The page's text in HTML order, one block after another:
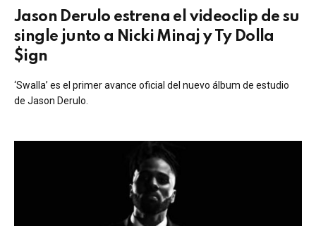
Jason Derulo estrena el videoclip de su
single junto a Nicki Minaj y Ty Dolla
$ign
‘Swalla’ es el primer avance oficial del nuevo álbum de estudio
de Jason Derulo.